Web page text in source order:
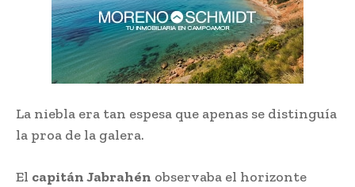
La niebla era tan espesa que apenas se distinguía
la proa de la galera.
El capitán Jabrahén observaba el horizonte